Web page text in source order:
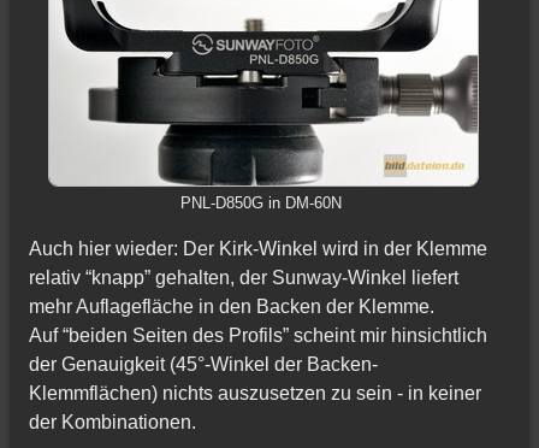
PNL-D850G in DM-60N
Auch hier wieder: Der Kirk-Winkel wird in der Klemme
relativ “knapp” gehalten, der Sunway-Winkel liefert
mehr Auflagefläche in den Backen der Klemme.
Auf “beiden Seiten des Profils” scheint mir hinsichtlich
der Genauigkeit (45°-Winkel der Backen-
Klemmflächen) nichts auszusetzen zu sein - in keiner
der Kombinationen.